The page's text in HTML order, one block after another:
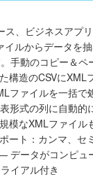
、ビジネスアプ
イルからデータを
手動のコピー＆
構造のCSVにXML
ファイルを一括で
形式の列に自動的
模なXMLファイル
ート：カンマ、
データがコンピュ
イアル付き